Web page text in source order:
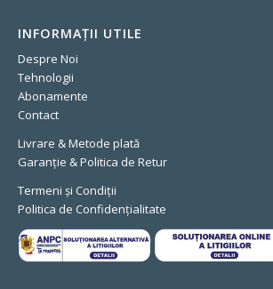
INFORMAȚII UTILE
Despre Noi
Tehnologii
Abonamente
Contact
Livrare & Metode plată
Garanție & Politica de Retur
Termeni și Condiții
Politica de Confidențialitate